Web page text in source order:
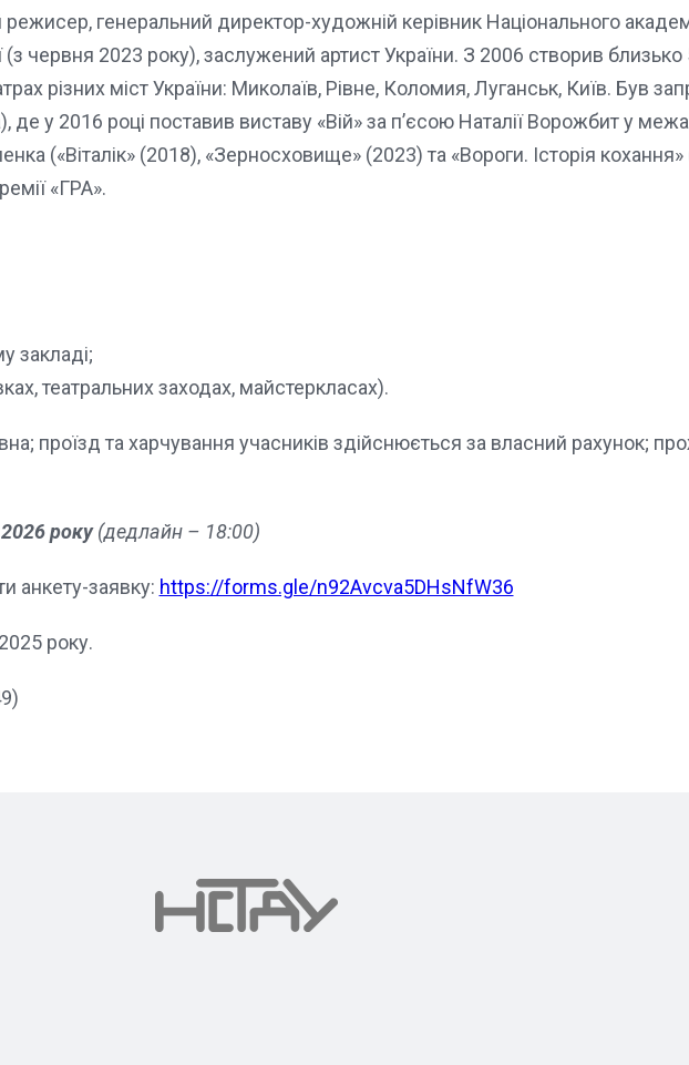
режисер, генеральний директор-художній керівник Національного
(з червня 2023 року), заслужений артист України. З 2006 створив близько
різних міст України: Миколаїв, Рівне, Коломия, Луганськ, Київ. Був
у 2016 році поставив виставу «Вій» за п’єсою Наталії Ворожбит у
(«Віталік» (2018), «Зерносховище» (2023) та «Вороги. Історія
«ГРА».
закладі;
театральних заходах, майстеркласах).
проїзд та харчування учасників здійснюється за власний рахунок;
року(дедлайн – 18:00)
анкету-заявку: https://forms.gle/n92Avcva5DHsNfW36
року.